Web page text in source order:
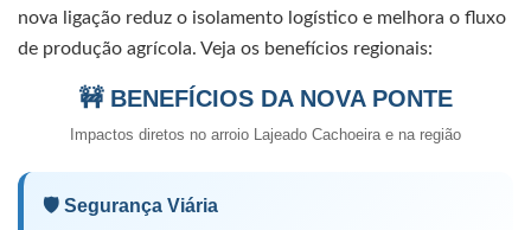
nova ligação reduz o isolamento logístico e melhora o fluxo
de produção agrícola. Veja os benefícios regionais:
🚧 BENEFÍCIOS DA NOVA PONTE
Impactos diretos no arroio Lajeado Cachoeira e na região
🛡️ Segurança Viária